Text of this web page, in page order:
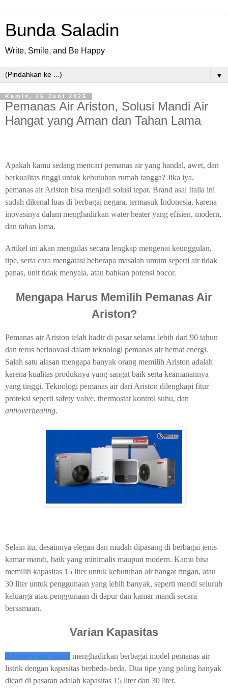
Bunda Saladin
Write, Smile, and Be Happy
▼
Kamis, 26 Juni 2025
Pemanas Air Ariston, Solusi Mandi Air
Hangat yang Aman dan Tahan Lama
Apakah kamu sedang mencari pemanas air yang handal, awet, dan
berkualitas tinggi untuk kebutuhan rumah tangga? Jika iya,
pemanas air Ariston bisa menjadi solusi tepat. Brand asal Italia ini
sudah dikenal luas di berbagai negara, termasuk Indonesia, karena
inovasinya dalam menghadirkan water heater yang efisien, modern,
dan tahan lama.
Artikel ini akan mengulas secara lengkap mengenai keunggulan,
tipe, serta cara mengatasi beberapa masalah umum seperti air tidak
panas, unit tidak menyala, atau bahkan potensi bocor.
Mengapa Harus Memilih Pemanas Air
Ariston?
Pemanas air Ariston telah hadir di pasar selama lebih dari 90 tahun
dan terus berinovasi dalam teknologi pemanas air hemat energi.
Salah satu alasan mengapa banyak orang memilih Ariston adalah
karena kualitas produknya yang sangat baik serta keamanannya
yang tinggi. Teknologi pemanas air dari Ariston dilengkapi fitur
proteksi seperti safety valve, thermostat kontrol suhu, dan
antioverheating.
Selain itu, desainnya elegan dan mudah dipasang di berbagai jenis
kamar mandi, baik yang minimalis maupun modern. Kamu bisa
memilih kapasitas 15 liter untuk kebutuhan air hangat ringan, atau
30 liter untuk penggunaan yang lebih banyak, seperti mandi seluruh
keluarga atau penggunaan di dapur dan kamar mandi secara
bersamaan.
Varian Kapasitas
Ariston water heater menghadirkan berbagai model pemanas air
listrik dengan kapasitas berbeda-beda. Dua tipe yang paling banyak
dicari di pasaran adalah kapasitas 15 liter dan 30 liter.